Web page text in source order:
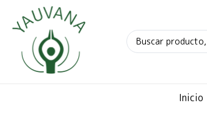
Inicio